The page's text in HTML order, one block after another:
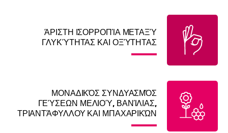
ΆΡΙΣΤΗ ΙΣΟΡΡΟΠΊΑ ΜΕΤΑΞΎ
ΓΛΥΚΎΤΗΤΑΣ ΚΑΙ ΟΞΎΤΗΤΑΣ
ΜΟΝΑΔΙΚΌΣ ΣΥΝΔΥΑΣΜΌΣ
ΓΕΎΣΕΩΝ ΜΕΛΙΟΎ, ΒΑΝΊΛΙΑΣ,
ΤΡΙΑΝΤΆΦΥΛΛΟΥ ΚΑΙ ΜΠΑΧΑΡΙΚΏΝ